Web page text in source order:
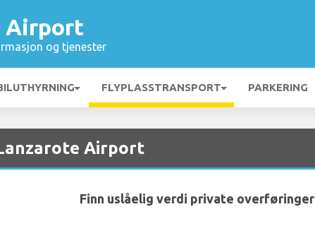
Airport
og tjenester
FLYPLASSTRANSPORT PARKERING
Airport
Finn uslåelig verdi private overføringer